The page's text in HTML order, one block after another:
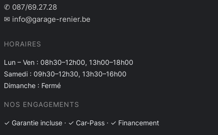
✆ 087/69.27.28
✉ info@garage-renier.be
HORAIRES
Lun – Ven : 08h30–12h00, 13h00–18h00
Samedi : 09h30–12h30, 13h30–16h00
Dimanche : Fermé
NOS ENGAGEMENTS
✓ Garantie incluse · ✓ Car-Pass · ✓ Financement